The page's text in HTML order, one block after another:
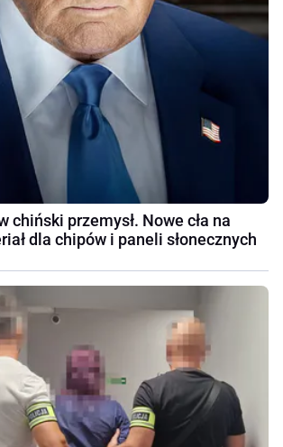
chiński przemysł. Nowe cła na
dla chipów i paneli słonecznych